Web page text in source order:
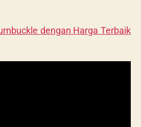
dengan Harga Terbaik